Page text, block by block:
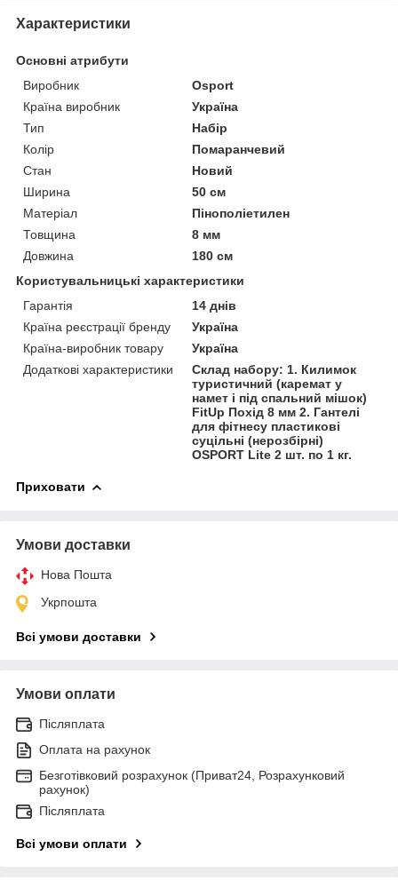
Характеристики
Основні атрибути
Виробник
Osport
Країна виробник
Україна
Тип
Набір
Колір
Помаранчевий
Стан
Новий
Ширина
50 см
Матеріал
Пінополіетилен
Товщина
8 мм
Довжина
180 см
Користувальницькі характеристики
Гарантія
14 днів
Країна реєстрації бренду
Україна
Країна-виробник товару
Україна
Додаткові характеристики
Склад набору: 1. Килимок
туристичний (каремат у
намет і під спальний мішок)
FitUp Похід 8 мм 2. Гантелі
для фітнесу пластикові
суцільні (нерозбірні)
OSPORT Lite 2 шт. по 1 кг.
Приховати
Умови доставки
Нова Пошта
Укрпошта
Всі умови доставки
Умови оплати
Післяплата
Оплата на рахунок
Безготівковий розрахунок (Приват24, Розрахунковий
рахунок)
Післяплата
Всі умови оплати